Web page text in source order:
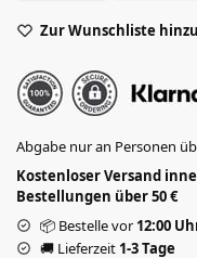
Zur Wunschliste
Abgabe nur an Personen
Kostenloser Versand
Bestellungen über 50 €
📦 Bestelle vor12:00
🚚 Lieferzeit 1-3 Tage